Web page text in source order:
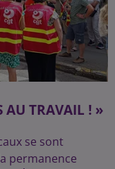
AU TRAVAIL ! »
se sont
permanence